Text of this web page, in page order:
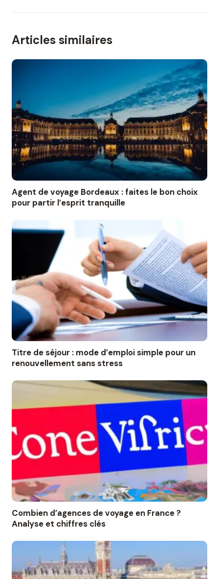
Articles similaires
Agent de voyage Bordeaux : faites le bon choix
pour partir l’esprit tranquille
Titre de séjour : mode d’emploi simple pour un
renouvellement sans stress
Combien d’agences de voyage en France ?
Analyse et chiffres clés